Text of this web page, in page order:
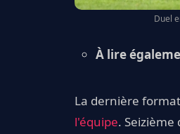
Duel
À lire
La dernière
l'équipe.